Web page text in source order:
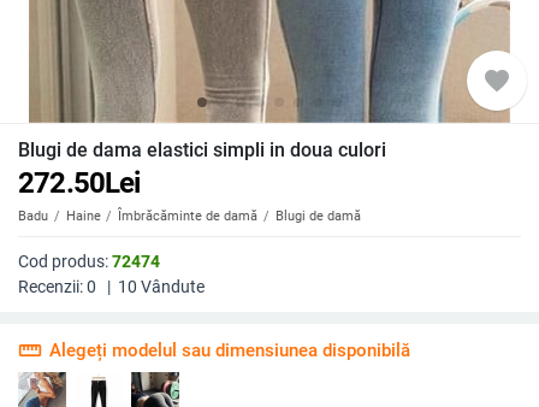
favorite
Blugi de dama elastici simpli in doua culori
272.50Lei
Badu Haine Îmbrăcăminte de damă Blugi de damă
Cod produs:72474
Recenzii:0 | 10 Vândute
straighten Alegeți modelul sau dimensiunea disponibilă